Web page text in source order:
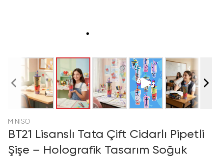
MINISO
BT21 Lisanslı Tata Çift Cidarlı Pipetli
Şişe – Holografik Tasarım Soğuk